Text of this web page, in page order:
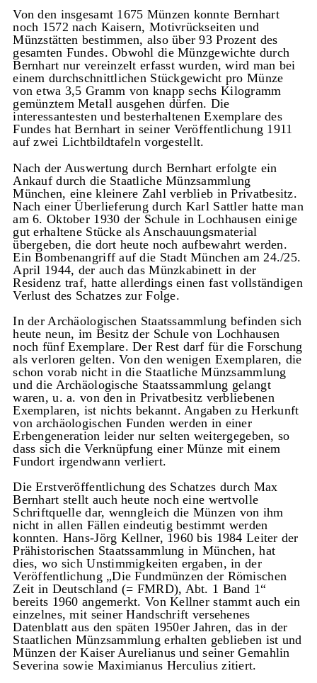
Von den insgesamt 1675 Münzen konnte Bernhart
noch 1572 nach Kaisern, Motivrückseiten und
Münzstätten bestimmen, also über 93 Prozent des
gesamten Fundes. Obwohl die Münzgewichte durch
Bernhart nur vereinzelt erfasst wurden, wird man bei
einem durchschnittlichen Stückgewicht pro Münze
von etwa 3,5 Gramm von knapp sechs Kilogramm
gemünztem Metall ausgehen dürfen. Die
interessantesten und besterhaltenen Exemplare des
Fundes hat Bernhart in seiner Veröffentlichung 1911
auf zwei Lichtbildtafeln vorgestellt.
Nach der Auswertung durch Bernhart erfolgte ein
Ankauf durch die Staatliche Münzsammlung
München, eine kleinere Zahl verblieb in Privatbesitz.
Nach einer Überlieferung durch Karl Sattler hatte man
am 6. Oktober 1930 der Schule in Lochhausen einige
gut erhaltene Stücke als Anschauungsmaterial
übergeben, die dort heute noch aufbewahrt werden.
Ein Bombenangriff auf die Stadt München am 24./25.
April 1944, der auch das Münzkabinett in der
Residenz traf, hatte allerdings einen fast vollständigen
Verlust des Schatzes zur Folge.
In der Archäologischen Staatssammlung befinden sich
heute neun, im Besitz der Schule von Lochhausen
noch fünf Exemplare. Der Rest darf für die Forschung
als verloren gelten. Von den wenigen Exemplaren, die
schon vorab nicht in die Staatliche Münzsammlung
und die Archäologische Staatssammlung gelangt
waren, u. a. von den in Privatbesitz verbliebenen
Exemplaren, ist nichts bekannt. Angaben zu Herkunft
von archäologischen Funden werden in einer
Erbengeneration leider nur selten weitergegeben, so
dass sich die Verknüpfung einer Münze mit einem
Fundort irgendwann verliert.
Die Erstveröffentlichung des Schatzes durch Max
Bernhart stellt auch heute noch eine wertvolle
Schriftquelle dar, wenngleich die Münzen von ihm
nicht in allen Fällen eindeutig bestimmt werden
konnten. Hans-Jörg Kellner, 1960 bis 1984 Leiter der
Prähistorischen Staatssammlung in München, hat
dies, wo sich Unstimmigkeiten ergaben, in der
Veröffentlichung „Die Fundmünzen der Römischen
Zeit in Deutschland (= FMRD), Abt. 1 Band 1“
bereits 1960 angemerkt. Von Kellner stammt auch ein
einzelnes, mit seiner Handschrift versehenes
Datenblatt aus den späten 1950er Jahren, das in der
Staatlichen Münzsammlung erhalten geblieben ist und
Münzen der Kaiser Aurelianus und seiner Gemahlin
Severina sowie Maximianus Herculius zitiert.